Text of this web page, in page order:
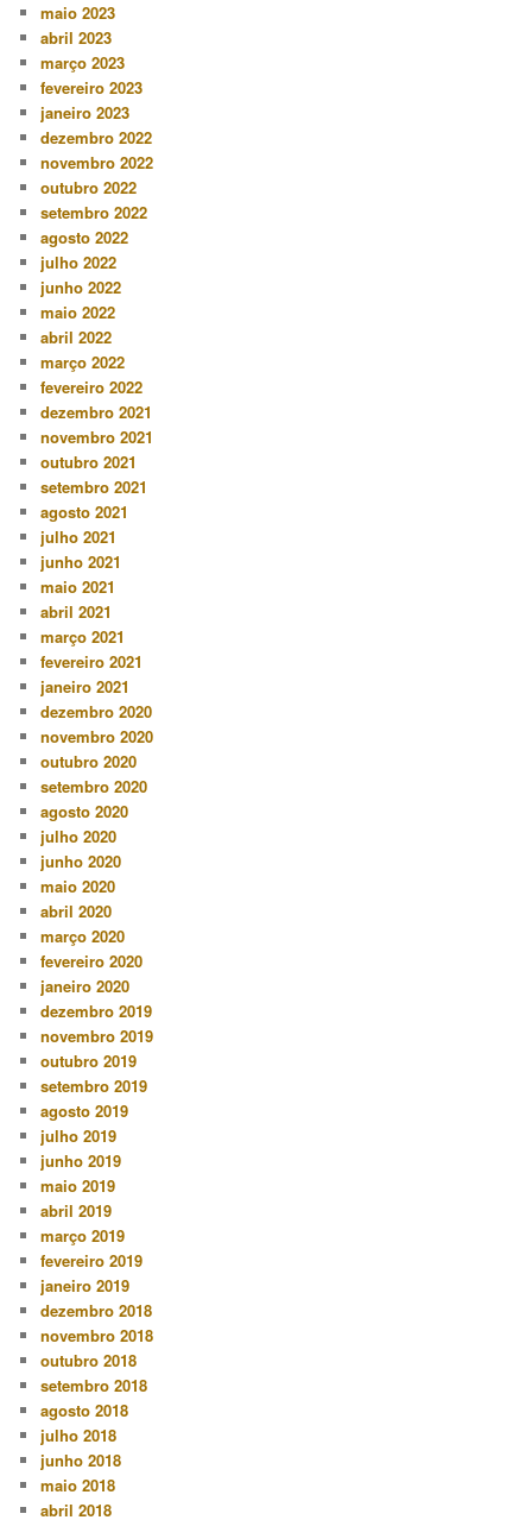
maio 2023
abril 2023
março 2023
fevereiro 2023
janeiro 2023
dezembro 2022
novembro 2022
outubro 2022
setembro 2022
agosto 2022
julho 2022
junho 2022
maio 2022
abril 2022
março 2022
fevereiro 2022
dezembro 2021
novembro 2021
outubro 2021
setembro 2021
agosto 2021
julho 2021
junho 2021
maio 2021
abril 2021
março 2021
fevereiro 2021
janeiro 2021
dezembro 2020
novembro 2020
outubro 2020
setembro 2020
agosto 2020
julho 2020
junho 2020
maio 2020
abril 2020
março 2020
fevereiro 2020
janeiro 2020
dezembro 2019
novembro 2019
outubro 2019
setembro 2019
agosto 2019
julho 2019
junho 2019
maio 2019
abril 2019
março 2019
fevereiro 2019
janeiro 2019
dezembro 2018
novembro 2018
outubro 2018
setembro 2018
agosto 2018
julho 2018
junho 2018
maio 2018
abril 2018